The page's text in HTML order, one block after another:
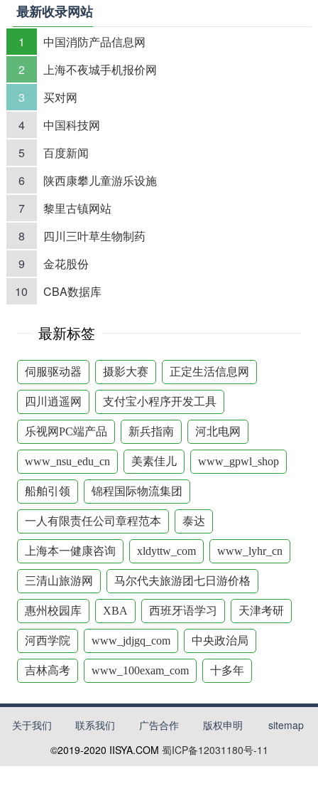
最新收录网站
1
中国消防产品信息网
2
上海不夜城手机报价网
3
买对网
4
中国科技网
5
百度新闻
6
陕西康攀儿童游乐设施
7
黎里古镇网站
8
四川三叶草生物制药
9
金花股份
10
CBA数据库
最新标签
伺服驱动器 摄影大赛 正定生活信息网
四川逍遥网 支付宝小程序开发工具
乐视网PC端产品 新兵指南 河北电网
www_nsu_edu_cn 美素佳儿 www_gpwl_shop
船舶引领 锦程国际物流集团
一人有限责任公司章程范本 泰达
上海本一健康咨询 xldyttw_com www_lyhr_cn
三清山旅游网 马尔代夫旅游团七日游价格
惠州校园库 XBA 西班牙语学习 天津考研
河西学院 www_jdjgq_com 中央政治局
吉林高考 www_100exam_com 十多年
关于我们 联系我们 广告合作 版权申明
sitemap
©2019-2020 IISYA.COM 蜀ICP备12031180号-11